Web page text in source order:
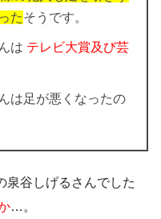
たそうです。
は テレビ大賞及び芸
は足が悪くなったの
泉谷しげるさんでした
…。